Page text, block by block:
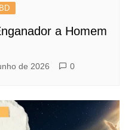
a Homem
de 2026 0